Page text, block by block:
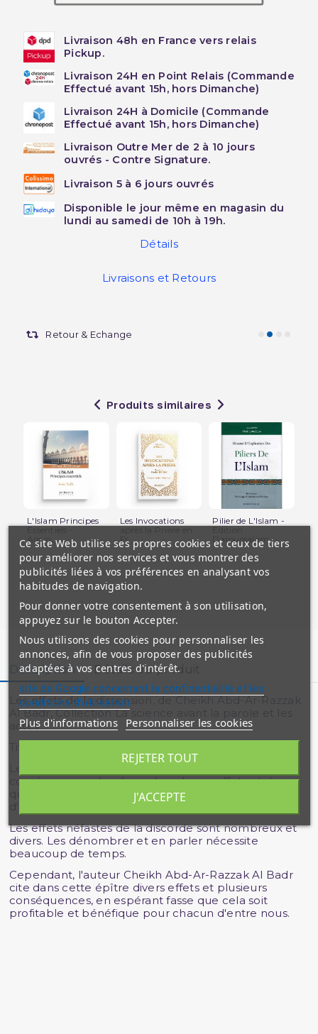
Livraison 48h en France vers relais
Pickup.
Livraison 24H en Point Relais (Commande
Effectué avant 15h, hors Dimanche)
Livraison 24H à Domicile (Commande
Effectué avant 15h, hors Dimanche)
Livraison Outre Mer de 2 à 10 jours
ouvrés - Contre Signature.
Livraison 5 à 6 jours ouvrés
Disponible le jour même en magasin du
lundi au samedi de 10h à 19h.
Détails
Livraisons et Retours
Retour & Echange
Produits similaires
L'Islam Principes
Amin...
Les Invocations
Fr...
Pilier de L'Islam -
Daroussalam
Description Détails du produit
Les effets de la dissension, de Cheikh Abd-Ar-Razzak
Al Badr, Collection La science avant la parole et les
actes
Le chapitre relatif à la jurisprudence des
conséquences des discordes , de ses effets et de ce
qui en résulte comme préjudices et dangers est
d'une très grande utilité au musulman.
Les effets néfastes de la discorde sont nombreux et
divers. Les dénombrer et en parler nécessite
beaucoup de temps.
Cependant, l'auteur Cheikh Abd-Ar-Razzak Al Badr
cite dans cette épître divers effets et plusieurs
conséquences, en espérant fasse que cela soit
profitable et bénéfique pour chacun d'entre nous.
Ce site Web utilise ses propres cookies et ceux de tiers
pour améliorer nos services et vous montrer des
publicités liées à vos préférences en analysant vos
habitudes de navigation.
Pour donner votre consentement à son utilisation,
appuyez sur le bouton Accepter.
Nous utilisons des cookies pour personnaliser les
annonces, afin de vous proposer des publicités
adaptées à vos centres d'intérêt.
site de Google concernant la confidentialité et les
conditions d'utilisation
Plus d'informations Personnaliser les cookies
REJETER TOUT
J'ACCEPTE